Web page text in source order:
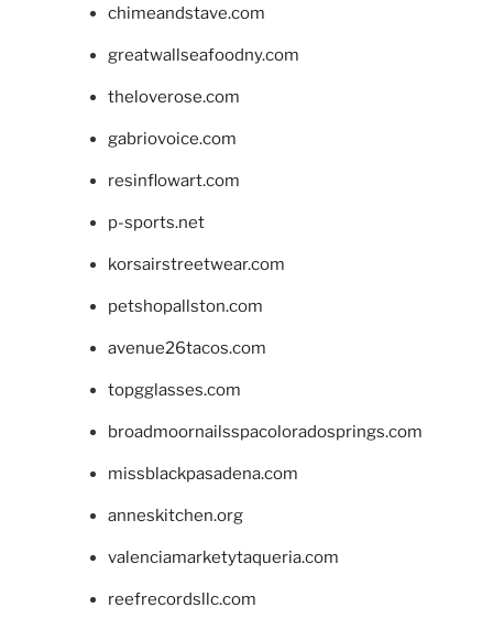
chimeandstave.com
greatwallseafoodny.com
theloverose.com
gabriovoice.com
resinflowart.com
p-sports.net
korsairstreetwear.com
petshopallston.com
avenue26tacos.com
topgglasses.com
broadmoornailsspacoloradosprings.com
missblackpasadena.com
anneskitchen.org
valenciamarketytaqueria.com
reefrecordsllc.com